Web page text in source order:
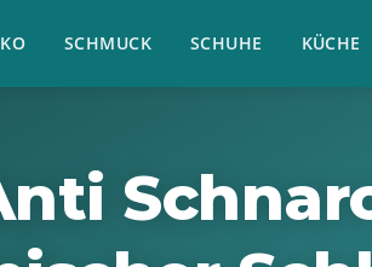
SCHMUCK SCHUHE KÜCHE